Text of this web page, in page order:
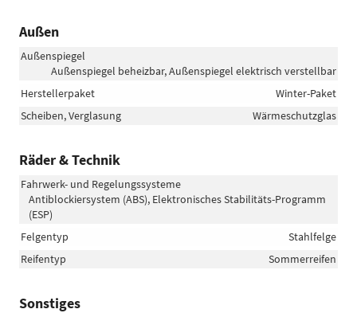
Außen
Außenspiegel
Außenspiegel beheizbar, Außenspiegel elektrisch verstellbar
Herstellerpaket
Winter-Paket
Scheiben, Verglasung
Wärmeschutzglas
Räder & Technik
Fahrwerk- und Regelungssysteme
Antiblockiersystem (ABS), Elektronisches Stabilitäts-Programm
(ESP)
Felgentyp
Stahlfelge
Reifentyp
Sommerreifen
Sonstiges